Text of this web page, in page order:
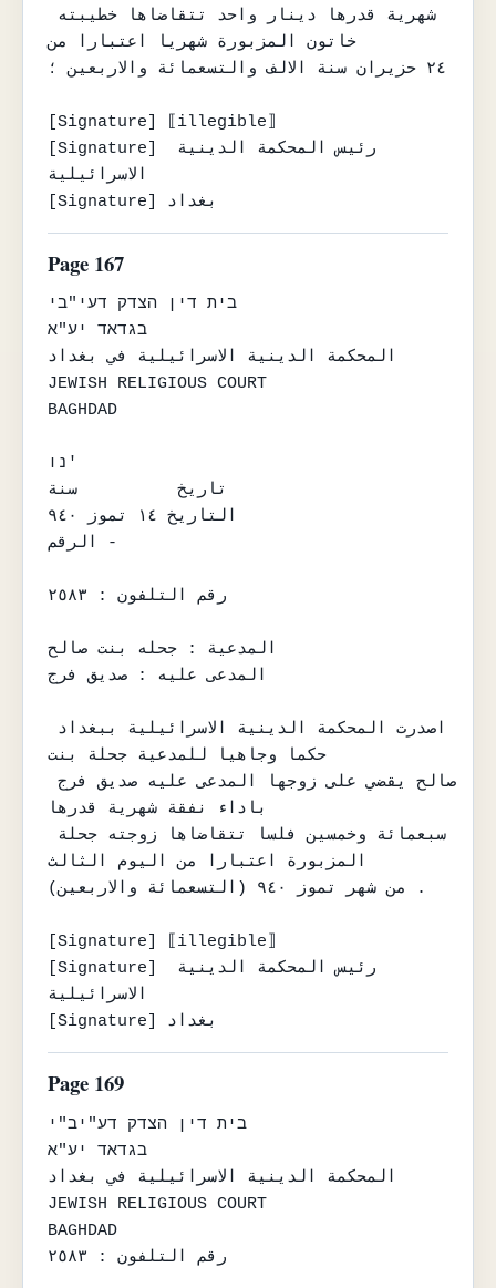
خاتون المزبورة شهريا اعتبارا من
٢٤ حزيران سنة الالف والتسعمائة والاربعين ؛
[Signature] ⟦illegible⟧
[Signature] رئيس المحكمة الدينية
الاسرائيلية
[Signature] بغداد
Page 167
בית דין הצדק דעי"בי
בגדאד יע"א
المحكمة الدينية الاسرائيلية في بغداد
JEWISH RELIGIOUS COURT
BAGHDAD
נו'
تاريخ          سنة
التاريخ ١٤ تموز ٩٤٠
الرقم -
رقم التلفون : ٢٥٨٣
المدعية : جحله بنت صالح
المدعى عليه : صديق فرج
حكما وجاهيا للمدعية جحلة بنت
صالح يقضي على زوجها المدعى عليه صديق فرج
باداء نفقة شهرية قدرها
المزبورة اعتبارا من اليوم الثالث
من شهر تموز ٩٤٠ (التسعمائة والاربعين) .
[Signature] ⟦illegible⟧
[Signature] رئيس المحكمة الدينية
الاسرائيلية
[Signature] بغداد
Page 169
בית דין הצדק דע"יב"י
בגדאד יע"א
المحكمة الدينية الاسرائيلية في بغداد
JEWISH RELIGIOUS COURT
BAGHDAD
رقم التلفون : ٢٥٨٣